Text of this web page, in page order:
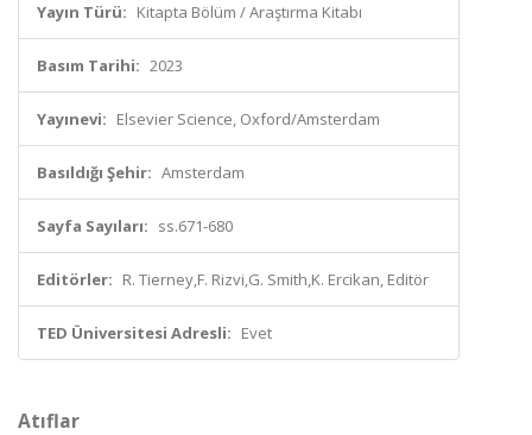
Yayın Türü: Kitapta Bölüm / Araştırma Kitabı
Basım Tarihi: 2023
Yayınevi: Elsevier Science, Oxford/Amsterdam
Basıldığı Şehir: Amsterdam
Sayfa Sayıları: ss.671-680
Editörler: R. Tierney,F. Rizvi,G. Smith,K. Ercikan, Editör
TED Üniversitesi Adresli: Evet
Atıflar